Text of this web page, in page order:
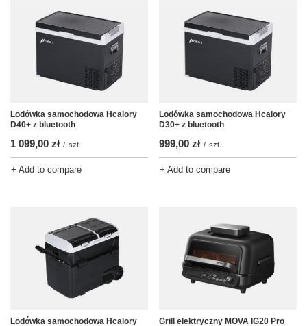
Lodówka samochodowa Hcalory
D40+ z bluetooth
1 099,00 zł / szt.
+ Add to compare
Lodówka samochodowa Hcalory
D30+ z bluetooth
999,00 zł / szt.
+ Add to compare
Lodówka samochodowa Hcalory
Grill elektryczny MOVA IG20 Pro